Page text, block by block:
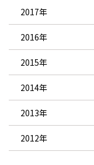
2017年
2016年
2015年
2014年
2013年
2012年